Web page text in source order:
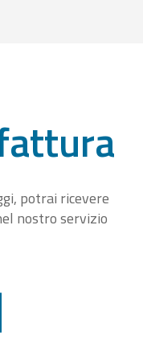
potrai ricevere
nostro servizio